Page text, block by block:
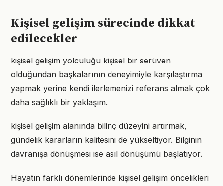
Kişisel gelişim sürecinde dikkat
edilecekler
kişisel gelişim yolculuğu kişisel bir serüven
olduğundan başkalarının deneyimiyle karşılaştırma
yapmak yerine kendi ilerlemenizi referans almak çok
daha sağlıklı bir yaklaşım.
kişisel gelişim alanında bilinç düzeyini artırmak,
gündelik kararların kalitesini de yükseltiyor. Bilginin
davranışa dönüşmesi ise asıl dönüşümü başlatıyor.
Hayatın farklı dönemlerinde kişisel gelişim öncelikleri